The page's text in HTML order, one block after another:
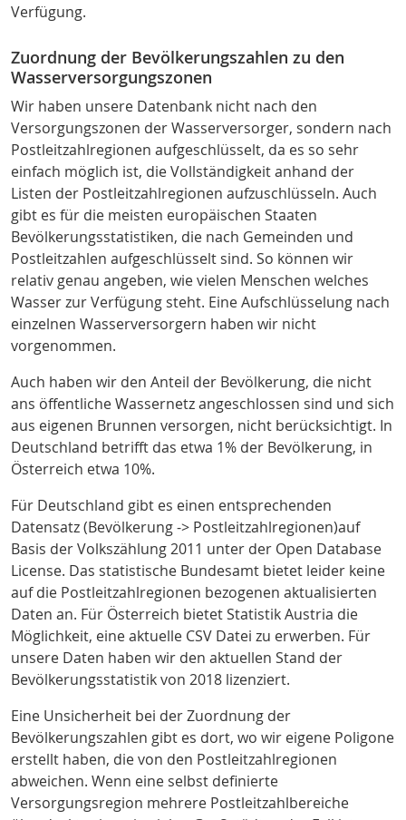
Verfügung.
Zuordnung der Bevölkerungszahlen zu den
Wasserversorgungszonen
Wir haben unsere Datenbank nicht nach den
Versorgungszonen der Wasserversorger, sondern nach
Postleitzahlregionen aufgeschlüsselt, da es so sehr
einfach möglich ist, die Vollständigkeit anhand der
Listen der Postleitzahlregionen aufzuschlüsseln. Auch
gibt es für die meisten europäischen Staaten
Bevölkerungsstatistiken, die nach Gemeinden und
Postleitzahlen aufgeschlüsselt sind. So können wir
relativ genau angeben, wie vielen Menschen welches
Wasser zur Verfügung steht. Eine Aufschlüsselung nach
einzelnen Wasserversorgern haben wir nicht
vorgenommen.
Auch haben wir den Anteil der Bevölkerung, die nicht
ans öffentliche Wassernetz angeschlossen sind und sich
aus eigenen Brunnen versorgen, nicht berücksichtigt. In
Deutschland betrifft das etwa 1% der Bevölkerung, in
Österreich etwa 10%.
Für Deutschland gibt es einen entsprechenden
Datensatz (Bevölkerung -> Postleitzahlregionen)auf
Basis der Volkszählung 2011 unter der Open Database
License. Das statistische Bundesamt bietet leider keine
auf die Postleitzahlregionen bezogenen aktualisierten
Daten an. Für Österreich bietet Statistik Austria die
Möglichkeit, eine aktuelle CSV Datei zu erwerben. Für
unsere Daten haben wir den aktuellen Stand der
Bevölkerungsstatistik von 2018 lizenziert.
Eine Unsicherheit bei der Zuordnung der
Bevölkerungszahlen gibt es dort, wo wir eigene Poligone
erstellt haben, die von den Postleitzahlregionen
abweichen. Wenn eine selbst definierte
Versorgungsregion mehrere Postleitzahlbereiche